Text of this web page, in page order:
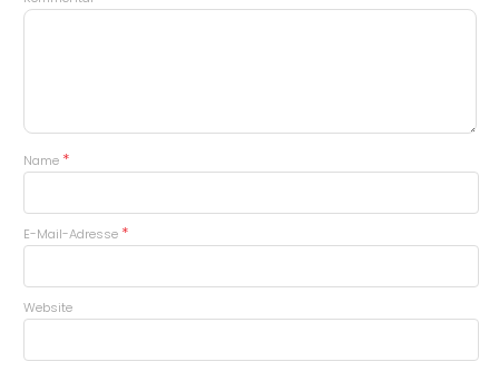
Name *
E-Mail-Adresse *
Website